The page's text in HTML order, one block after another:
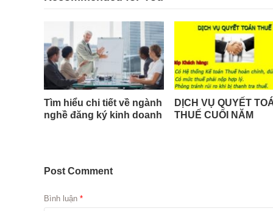
Tìm hiểu chi tiết về ngành
nghề đăng ký kinh doanh
DỊCH VỤ QUYẾT
THUẾ CUỐI NĂM
Post Comment
Bình luận *